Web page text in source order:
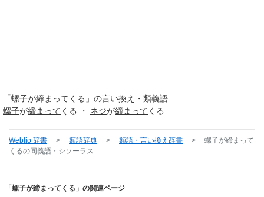
「螺子が締まってくる 」の言い換え・類義語
螺子が締まって くる ・ ネジが締まって くる
Weblio 辞書 > 類語辞典 > 類語・言い換え辞書 >
螺子が締まって
くるの同義語・シソーラス
「螺子が締まってくる」の関連ページ